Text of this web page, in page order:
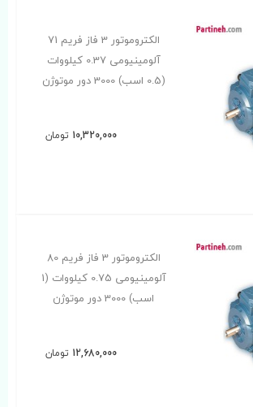
الکتروموتور 3 فاز فریم 71
آلومینیومی 0.37 کیلووات
(0.5 اسب) 3000 دور موتوژن
10,320,000 تومان
الکتروموتور 3 فاز فریم 80
آلومینیومی 0.75 کیلووات (1
اسب) 3000 دور موتوژن
12,680,000 تومان